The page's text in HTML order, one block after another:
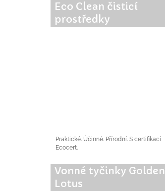
Praktické. Účinné. Přírodní. S certifikací
Ecocert.
Eco Clean čisticí
prostředky
Vonné tyčinky Golden
Lotus